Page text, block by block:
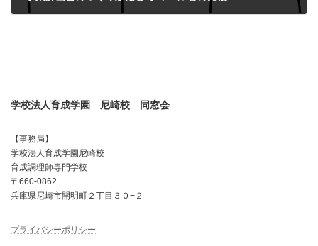
学校法人育成学園 尼崎校 同窓会
【事務局】
学校法人育成学園尼崎校
育成調理師専門学校
〒660-0862
兵庫県尼崎市開明町２丁目３０−２
プライバシーポリシー